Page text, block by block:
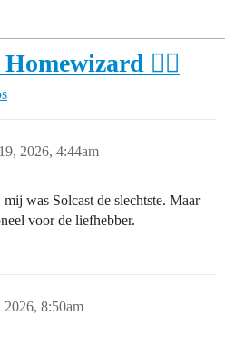
🧙‍♂️
2026, 4:44am
was Solcast de slechtste. Maar
voor de liefhebber.
2026, 8:50am